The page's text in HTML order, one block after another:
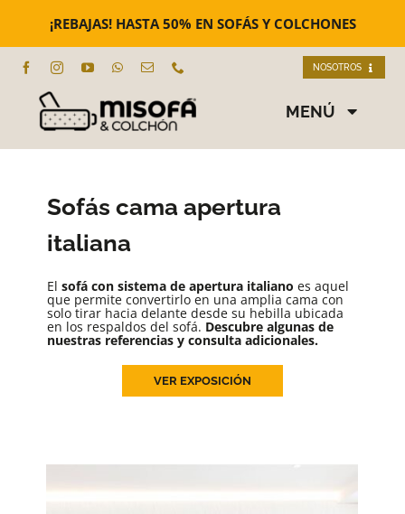
contenido
¡REBAJAS! HASTA 50% EN SOFÁS Y COLCHONES
NOSOTROS
Nosotros
Nuestras tiendas
MENÚ
COLCHONES
Sofás cama apertura
italiana
El sofá con sistema de apertura italiano es aquel
que permite convertirlo en una amplia cama con
solo tirar hacia delante desde su hebilla ubicada
en los respaldos del sofá. Descubre algunas de
nuestras referencias y consulta adicionales.
VER EXPOSICIÓN